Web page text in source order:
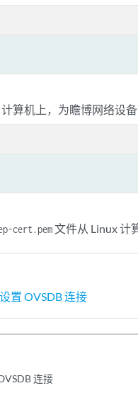
算机上，为瞻博网络设
cert.pem文件从 Linux 计
置 OVSDB 连接
连接